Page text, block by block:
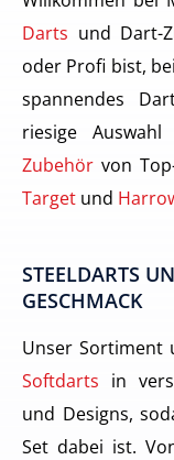
Darts und Dart-
oder Profi bist,
spannendes
riesige
Zubehör von
Target und
STEELDARTS
GESCHMACK
Unser Sortiment
Softdarts in
und Designs,
Set dabei ist.